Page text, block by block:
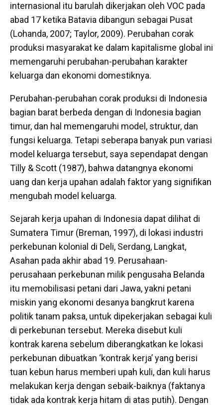
internasional itu barulah dikerjakan oleh VOC pada
abad 17 ketika Batavia dibangun sebagai Pusat
(Lohanda, 2007; Taylor, 2009). Perubahan corak
produksi masyarakat ke dalam kapitalisme global ini
memengaruhi perubahan-perubahan karakter
keluarga dan ekonomi domestiknya.
Perubahan-perubahan corak produksi di Indonesia
bagian barat berbeda dengan di Indonesia bagian
timur, dan hal memengaruhi model, struktur, dan
fungsi keluarga. Tetapi seberapa banyak pun variasi
model keluarga tersebut, saya sependapat dengan
Tilly & Scott (1987), bahwa datangnya ekonomi
uang dan kerja upahan adalah faktor yang signifikan
mengubah model keluarga.
Sejarah kerja upahan di Indonesia dapat dilihat di
Sumatera Timur (Breman, 1997), di lokasi industri
perkebunan kolonial di Deli, Serdang, Langkat,
Asahan pada akhir abad 19. Perusahaan-
perusahaan perkebunan milik pengusaha Belanda
itu memobilisasi petani dari Jawa, yakni petani
miskin yang ekonomi desanya bangkrut karena
politik tanam paksa, untuk dipekerjakan sebagai kuli
di perkebunan tersebut. Mereka disebut kuli
kontrak karena sebelum diberangkatkan ke lokasi
perkebunan dibuatkan ‘kontrak kerja’ yang berisi
tuan kebun harus memberi upah kuli, dan kuli harus
melakukan kerja dengan sebaik-baiknya (faktanya
tidak ada kontrak kerja hitam di atas putih). Dengan